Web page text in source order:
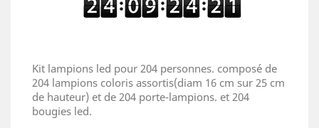
Kit lampions led pour 204 personnes. composé de
204 lampions coloris assortis(diam 16 cm sur 25 cm
de hauteur) et de 204 porte-lampions. et 204
bougies led.